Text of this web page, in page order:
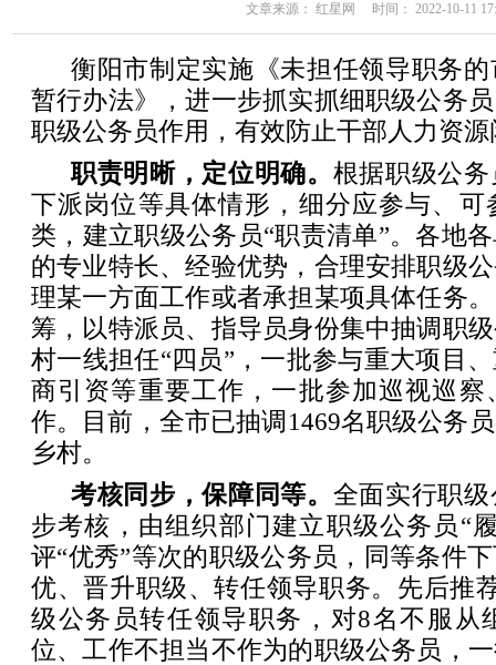
文章来源： 红星网 时间： 2022-10-11
衡阳市制定实施《未担任领导职务
暂行办法》，进一步抓实抓细职级公务
职级公务员作用，有效防止干部人力资源
职责明晰，定位明确。 根据职级公
下派岗位等具体情形，细分应参与、可
类，建立职级公务员“职责清单”。各地
的专业特长、经验优势，合理安排职级
理某一方面工作或者承担某项具体任务
筹，以特派员、指导员身份集中抽调职
村一线担任“四员”，一批参与重大项目
商引资等重要工作，一批参加巡视巡察
作。目前，全市已抽调1469名职级公务
乡村。
考核同步，保障同等。 全面实行职
步考核，由组织部门建立职级公务员“
评“优秀”等次的职级公务员，同等条件
优、晋升职级、转任领导职务。先后推
级公务员转任领导职务，对8名不服从
位、工作不担当不作为的职级公务员，